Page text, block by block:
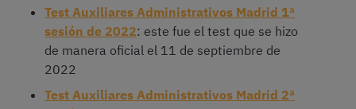
Test Auxiliares Administrativos Madrid 1ª
sesión de 2022: este fue el test que se hizo
de manera oficial el 11 de septiembre de
2022
Test Auxiliares Administrativos Madrid 2ª